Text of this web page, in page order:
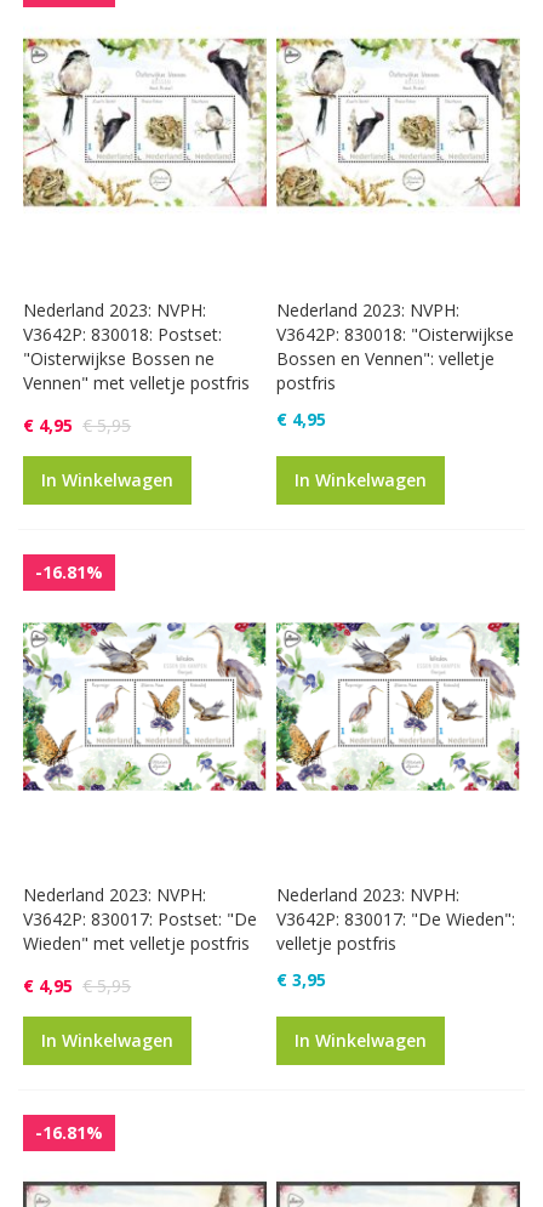
Nederland 2023: NVPH:
V3642P: 830018: Postset:
"Oisterwijkse Bossen ne
Vennen" met velletje postfris
€ 4,95 € 5,95
In Winkelwagen
Nederland 2023: NVPH:
V3642P: 830018: "Oisterwijkse
Bossen en Vennen": velletje
postfris
€ 4,95
In Winkelwagen
-16.81%
Nederland 2023: NVPH:
V3642P: 830017: Postset: "De
Wieden" met velletje postfris
€ 4,95 € 5,95
In Winkelwagen
Nederland 2023: NVPH:
V3642P: 830017: "De Wieden":
velletje postfris
€ 3,95
In Winkelwagen
-16.81%